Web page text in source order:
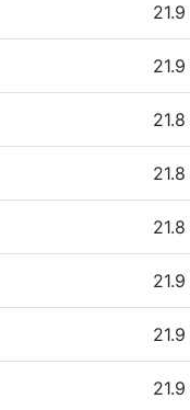
21.9
21.9
21.8
21.8
21.8
21.9
21.9
21.9